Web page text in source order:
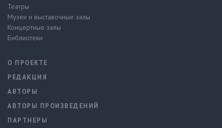
Театры
Музеи и выставочные залы
Концертные залы
Библиотеки
О ПРОЕКТЕ
РЕДАКЦИЯ
АВТОРЫ
АВТОРЫ ПРОИЗВЕДЕНИЙ
ПАРТНЕРЫ